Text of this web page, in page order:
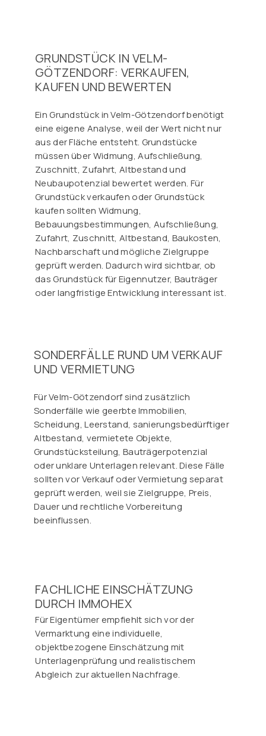
GRUNDSTÜCK IN VELM-
GÖTZENDORF: VERKAUFEN,
KAUFEN UND BEWERTEN
Ein Grundstück in Velm-Götzendorf benötigt
eine eigene Analyse, weil der Wert nicht nur
aus der Fläche entsteht. Grundstücke
müssen über Widmung, Aufschließung,
Zuschnitt, Zufahrt, Altbestand und
Neubaupotenzial bewertet werden. Für
Grundstück verkaufen oder Grundstück
kaufen sollten Widmung,
Bebauungsbestimmungen, Aufschließung,
Zufahrt, Zuschnitt, Altbestand, Baukosten,
Nachbarschaft und mögliche Zielgruppe
geprüft werden. Dadurch wird sichtbar, ob
das Grundstück für Eigennutzer, Bauträger
oder langfristige Entwicklung interessant ist.
SONDERFÄLLE RUND UM VERKAUF
UND VERMIETUNG
Für Velm-Götzendorf sind zusätzlich
Sonderfälle wie geerbte Immobilien,
Scheidung, Leerstand, sanierungsbedürftiger
Altbestand, vermietete Objekte,
Grundstücksteilung, Bauträgerpotenzial
oder unklare Unterlagen relevant. Diese Fälle
sollten vor Verkauf oder Vermietung separat
geprüft werden, weil sie Zielgruppe, Preis,
Dauer und rechtliche Vorbereitung
beeinflussen.
FACHLICHE EINSCHÄTZUNG
DURCH IMMOHEX
Für Eigentümer empfiehlt sich vor der
Vermarktung eine individuelle,
objektbezogene Einschätzung mit
Unterlagenprüfung und realistischem
Abgleich zur aktuellen Nachfrage.